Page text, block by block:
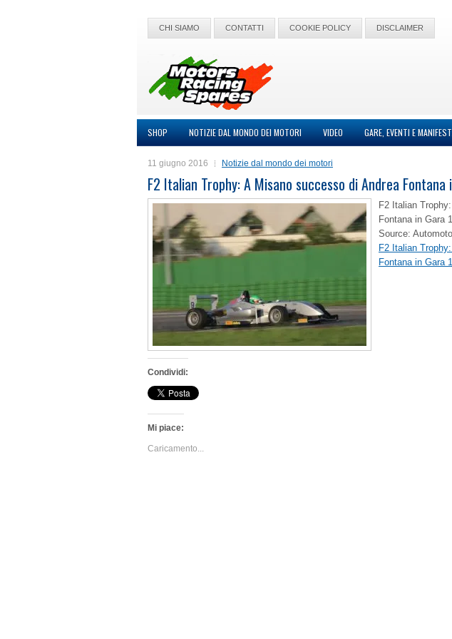
CHI SIAMO CONTATTI COOKIE POLICY DISCLAIMER
SHOP NOTIZIE DAL MONDO DEI MOTORI VIDEO GARE, EVENTI E
11 giugno 2016 Notizie dal mondo dei motori
F2 Italian Trophy: A Misano successo di Andrea Fontana
F2 Italian
Fontana in Gara 1
Source:
F2 Italian
Fontana in Gara 1
Condividi:
Mi piace:
Caricamento...